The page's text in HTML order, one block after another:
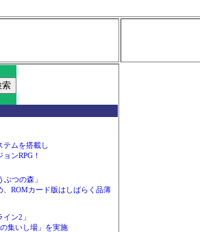
テムを搭載し
ンRPG！
つの森」
、ROMカード版はしばらく品薄
ン2」
集いし場」を実施